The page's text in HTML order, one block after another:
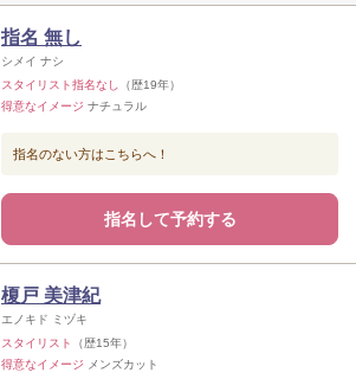
指名 無し
シメイ ナシ
スタイリスト指名なし
（歴19年）
得意なイメージ ナチュラル
指名のない方はこちらへ！
指名して予約する
榎戸 美津紀
エノキド ミヅキ
スタイリスト
（歴15年）
得意なイメージ メンズカット